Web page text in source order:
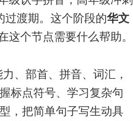
过渡期。这个阶段的华文
个节点需要什么帮助。
、部首、拼音、词汇，
标点符号、学习复杂句
，把简单句子写生动具